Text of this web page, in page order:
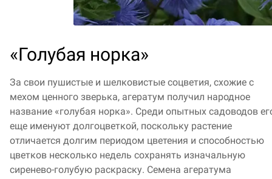
«Голубая норка»
За свои пушистые и шелковистые соцветия, схожие с
мехом ценного зверька, агератум получил народное
название «голубая норка». Среди опытных садоводов
еще именуют долгоцветкой, поскольку растение
отличается долгим периодом цветения и способностью
цветков несколько недель сохранять изначальную
сиренево-голубую раскраску. Семена агератума